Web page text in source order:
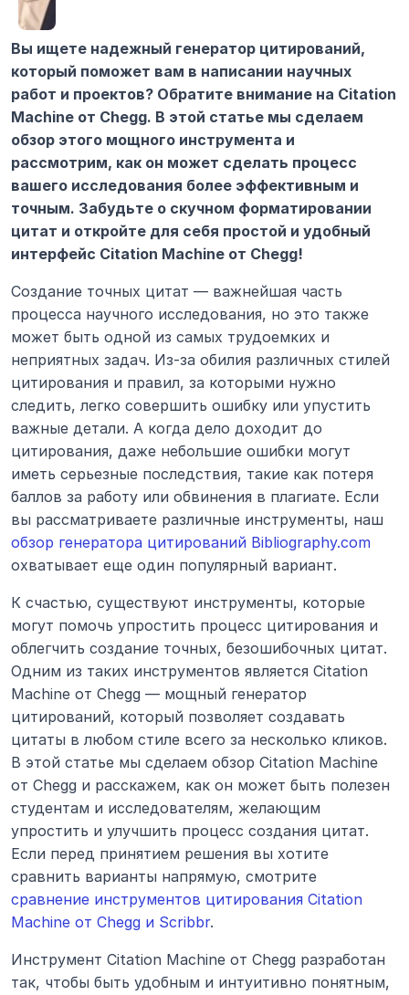
Вы ищете надежный генератор цитирований,
который поможет вам в написании научных
работ и проектов? Обратите внимание на Citation
Machine от Chegg. В этой статье мы сделаем
обзор этого мощного инструмента и
рассмотрим, как он может сделать процесс
вашего исследования более эффективным и
точным. Забудьте о скучном форматировании
цитат и откройте для себя простой и удобный
интерфейс Citation Machine от Chegg!
Создание точных цитат — важнейшая часть
процесса научного исследования, но это также
может быть одной из самых трудоемких и
неприятных задач. Из-за обилия различных стилей
цитирования и правил, за которыми нужно
следить, легко совершить ошибку или упустить
важные детали. А когда дело доходит до
цитирования, даже небольшие ошибки могут
иметь серьезные последствия, такие как потеря
баллов за работу или обвинения в плагиате. Если
обзор генератора цитирований Bibliography.com
охватывает еще один популярный вариант.
К счастью, существуют инструменты, которые
могут помочь упростить процесс цитирования и
облегчить создание точных, безошибочных цитат.
Одним из таких инструментов является Citation
Machine от Chegg — мощный генератор
цитирований, который позволяет создавать
цитаты в любом стиле всего за несколько кликов.
В этой статье мы сделаем обзор Citation Machine
от Chegg и расскажем, как он может быть полезен
студентам и исследователям, желающим
упростить и улучшить процесс создания цитат.
Если перед принятием решения вы хотите
сравнение инструментов цитирования Citation
Machine от Chegg и Scribbr.
Инструмент Citation Machine от Chegg разработан
так, чтобы быть удобным и интуитивно понятным,